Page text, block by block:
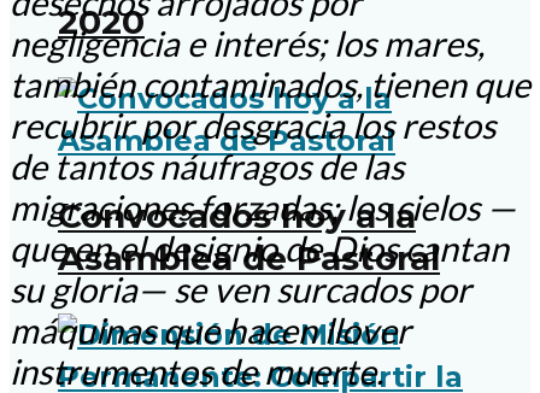
2020
Convocados hoy a la
Asamblea de Pastoral
negligencia e interés; los mares,
también contaminados, tienen que
recubrir por desgracia los restos
de tantos náufragos de las
migraciones forzadas; los cielos —
que en el designio de Dios cantan
su gloria— se ven surcados por
máquinas que hacen llover
instrumentos de muerte.